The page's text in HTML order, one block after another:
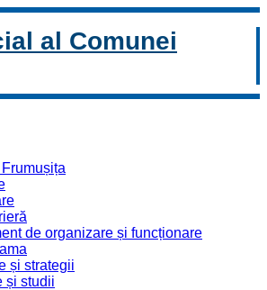
al Comunei
de organizare și funcționare
și strategii
și studii